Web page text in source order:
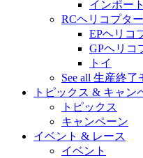
インポー
RCヘリコプタ
EPヘリコ
GPヘリコ
トイ
See all 生産終
トピックス & キャン
トピックス
キャンペーン
イベント & レース
イベント